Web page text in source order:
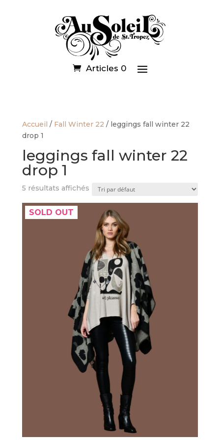
Articles 0
Accueil / Fall Winter 22 / leggings fall winter 22
drop 1
leggings fall winter 22
drop 1
5 résultats affichés
SOLD OUT